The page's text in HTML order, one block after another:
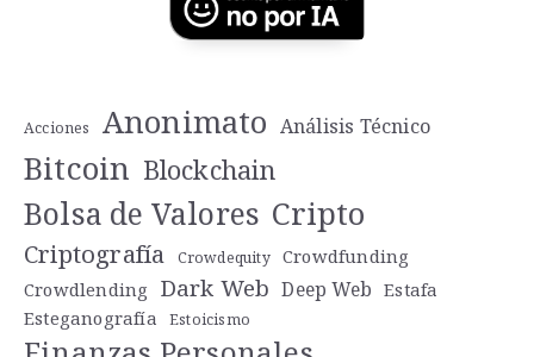
Acciones Anonimato Análisis Técnico
Bitcoin Blockchain
Bolsa de Valores Cripto
Criptografía Crowdequity
Crowdfunding
Crowdlending Dark Web Deep Web Estafa
Esteganografía
Estoicismo